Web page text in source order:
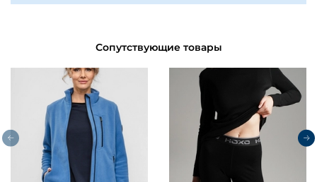
Сопутствующие товары